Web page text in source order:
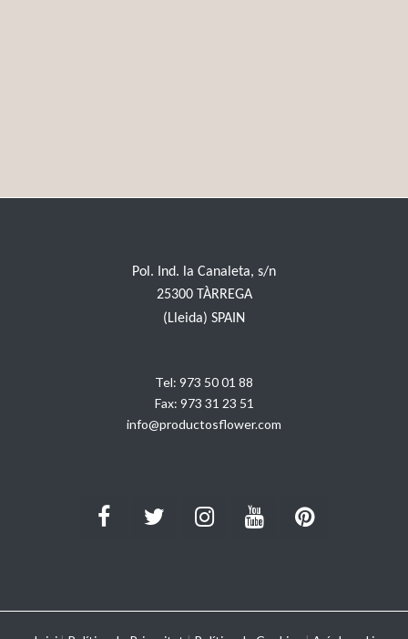
Pol. Ind. la Canaleta, s/n
25300 TÀRREGA
(Lleida) SPAIN
Tel: 973 50 01 88
Fax: 973 31 23 51
info@productosflower.com